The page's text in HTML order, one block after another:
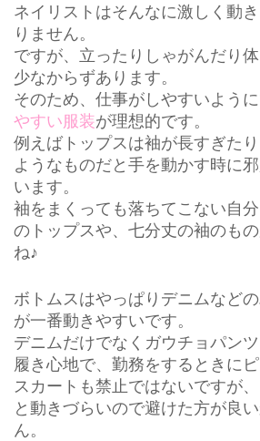
ネイリストはそんなに激しく動
りません。
ですが、立ったりしゃがんだり
少なからずあります。
そのため、仕事がしやすいよう
やすい服装が理想的です。
例えばトップスは袖が長すぎた
ようなものだと手を動かす時に
います。
袖をまくっても落ちてこない自
のトップスや、七分丈の袖のも
ね♪
ボトムスはやっぱりデニムなど
が一番動きやすいです。
デニムだけでなくガウチョパン
履き心地で、勤務をするときにピ
スカートも禁止ではないですが
と動きづらいので避けた方が良
ん。